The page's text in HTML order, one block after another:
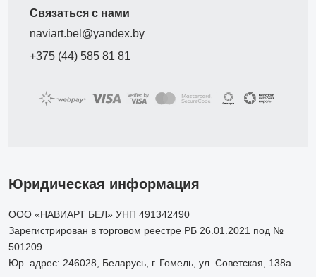
Связаться с нами
naviart.bel@yandex.by
+375 (44) 585 81 81
Юридическая информация
ООО «НАВИАРТ БЕЛ» УНП 491342490
Зарегистрирован в торговом реестре РБ 26.01.2021 под №
501209
Юр. адрес: 246028, Беларусь, г. Гомель, ул. Советская, 138а